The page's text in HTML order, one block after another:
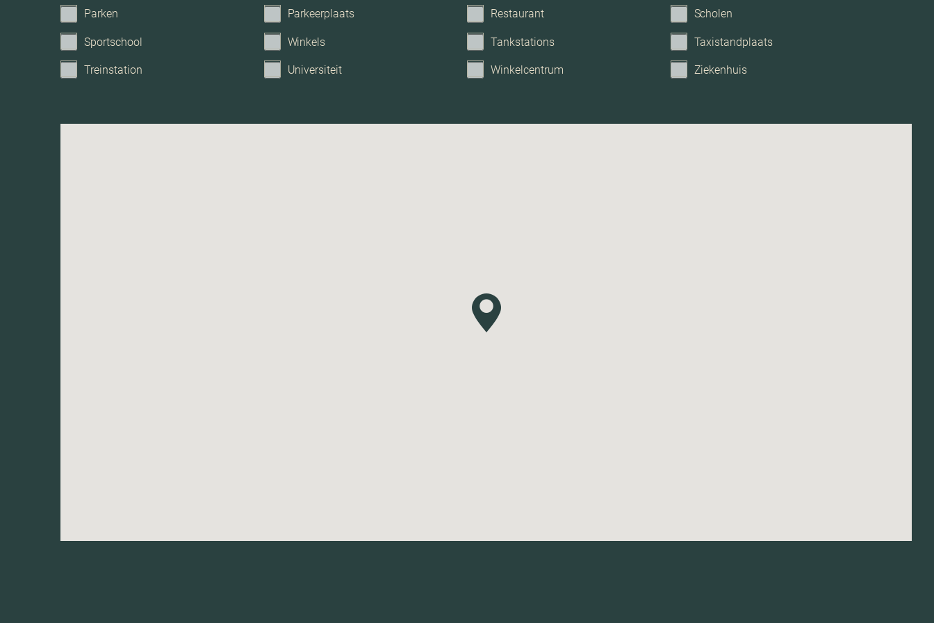
GarageParken Parkeerplaats Restaurant Scholen
Sportschool Winkels Tankstations Taxistandplaats
Treinstation Universiteit Winkelcentrum Ziekenhuis